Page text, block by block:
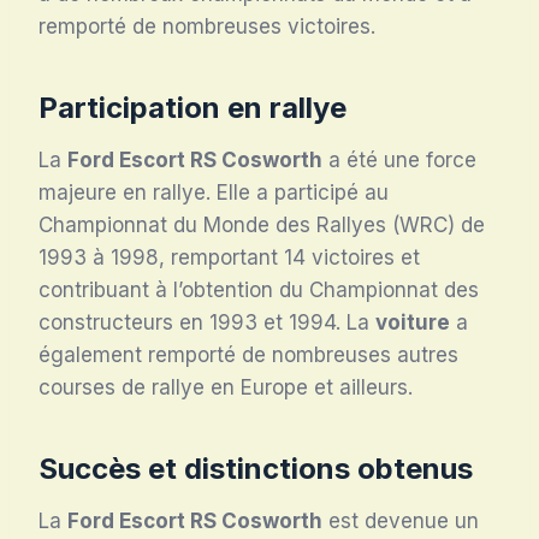
remporté de nombreuses victoires.
Participation en rallye
La Ford Escort RS Cosworth a été une force
majeure en rallye. Elle a participé au
Championnat du Monde des Rallyes (WRC) de
1993 à 1998, remportant 14 victoires et
contribuant à l’obtention du Championnat des
constructeurs en 1993 et 1994. La voiture a
également remporté de nombreuses autres
courses de rallye en Europe et ailleurs.
Succès et distinctions obtenus
La Ford Escort RS Cosworth est devenue un